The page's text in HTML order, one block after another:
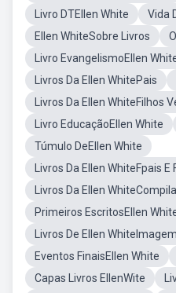
Livro DTEllen White
Vida
Ellen WhiteSobre Livros
Livro EvangelismoEllen
Livros Da Ellen WhitePais
Livros Da Ellen WhiteFilhos
Livro EducaçãoEllen White
Túmulo DeEllen White
Livros Da Ellen WhiteFpais E
Livros Da Ellen
Primeiros EscritosEllen
Livros De Ellen WhiteImagem
Eventos FinaisEllen White
Capas Livros EllenWite